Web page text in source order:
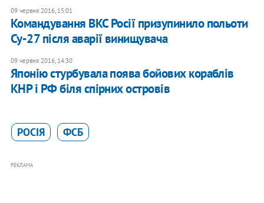
09 червня 2016, 15:01
Командування ВКС Росії призупинило польоти
Су-27 після аварії винищувача
09 червня 2016, 14:30
Японію стурбувала поява бойових кораблів
КНР і РФ біля спірних островів
РОСІЯ ФСБ
РЕКЛАМА